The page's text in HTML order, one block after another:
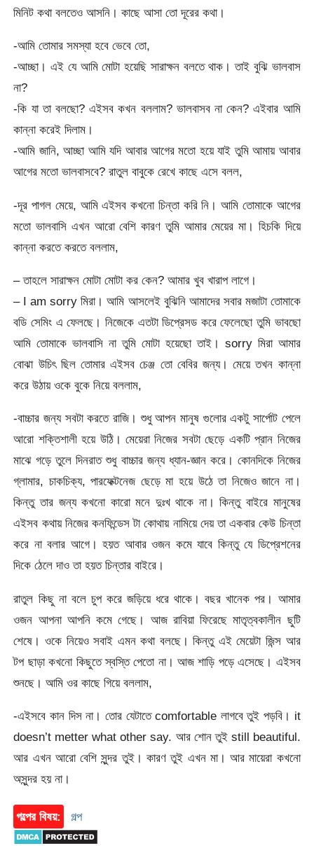
মিনিট কথা বলতেও আসনি। কাছে আসা তো দূরের কথা।
-আমি তোমার সমস্যা হবে ভেবে তো,
-আচ্ছা। এই যে আমি মোটা হয়েছি সারাক্ষন বলতে থাক। তাই বুঝি ভালবাস
না?
-কি যা তা বলছো? এইসব কখন বললাম? ভালবাসব না কেন? এইবার আমি
কান্না করেই দিলাম।
-আমি জানি, আচ্ছা আমি যদি আবার আগের মতো হয়ে যাই তুমি আমায় আবার
আগের মতো ভালবাসবে? রাতুল বাবুকে রেখে কাছে এসে বলল,
-দূর পাগল মেয়ে, আমি এইসব কখনো চিন্তা করি নি। আমি তোমাকে আগের
মতো ভালবাসি এখন আরো বেশি কারণ তুমি আমার মেয়ের মা। হিচকি দিয়ে
কান্না করতে করতে বললাম,
– তাহলে সারাক্ষন মোটা মোটা কর কেন? আমার খুব খারাপ লাগে।
– I am sorry মিরা। আমি আসলেই বুঝিনি আমাদের সবার মজাটা তোমাকে
বডি সেমিং এ ফেলছে। নিজেকে এতটা ডিপ্রেসড করে ফেলেছো তুমি ভাবছো
আমি তোমাকে ভালবাসি না তুমি মোটা হয়েছো তাই। sorry মিরা আমার
বোঝা উচিৎ ছিল তোমার এইসব চেঞ্জ তো বেবির জন্য। মেয়ে তখন কান্না
করে উঠায় ওকে বুকে নিয়ে বললাম,
-বাচ্চার জন্য সবটা করতে রাজি। শুধু আপন মানুষ গুলোর একটু সার্পোট পেলে
আরো শক্তিশালী হয়ে উঠি। মেয়েরা নিজের সবটা ছেড়ে একটি প্রান নিজের
মাঝে গড়ে তুলে দিনরাত শুধু বাচ্চার জন্য ধ্যান-জ্ঞান করে। কোনদিকে নিজের
গ্লামার, চাকচিক্য, পারফেক্টনেজ ছেড়ে মা হয়ে উঠে তা নিজেও জানে না।
কিন্তু তার জন্য কখনো কারো মনে দুঃখ থাকে না। কিন্তু বাইরে মানুষের
এইসব কথায় নিজের কনফিন্ডেস টা কোথায় নামিয়ে দেয় তা একবার কেউ চিন্তা
করে না বলার আগে। হয়ত আবার ওজন কমে যাবে কিন্তু যে ডিপ্রেশনের
দিকে ঠেলে দাও তা হয়ত চিন্তার বাইরে।
রাতুল কিছু না বলে চুপ করে জড়িয়ে ধরে থাকে। বছর খানেক পর। আমার
ওজন আপনা আপনি কমে গেছে। আজ রাবিয়া ফিরেছে মাতৃত্বকালীন ছুটি
শেষে। ওকে নিয়েও সবাই এমন কথা বলছে। কিন্তু এই মেয়েটা জিন্স আর
টপ ছাড়া কখনো কিছুতে স্বস্তি পেতো না। আজ শাড়ি পড়ে এসেছে। এইসব
শুনছে। আমি ওর কাছে গিয়ে বললাম,
-এইসবে কান দিস না। তোর যেটাতে comfortable লাগবে তুই পড়বি। it
doesn’t metter what other say. আর শোন তুই still beautiful.
আর এখন আরো বেশি সুন্দর তুই। কারণ তুই এখন মা। আর মায়েরা কখনো
অসুন্দর হয় না।
গল্পের বিষয়: গল্প